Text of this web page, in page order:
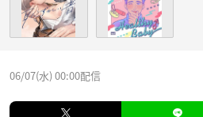
06/07(水) 00:00配信